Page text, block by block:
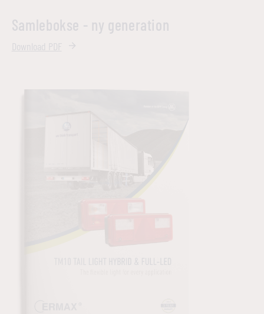
Samlebokse - ny generation
Download PDF